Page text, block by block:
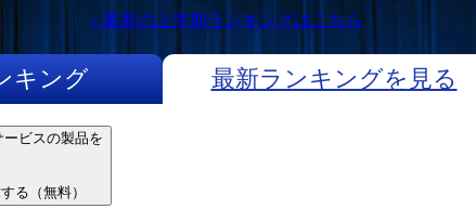
» 最新の上半期ランキングはこちら
キング 最新ランキングを見る
ビスの製品を
る（無料）